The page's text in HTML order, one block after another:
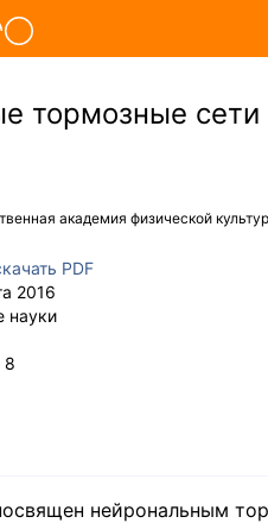
тормозные сети
академия физической
PDF
2016
науки
8
нейрональным